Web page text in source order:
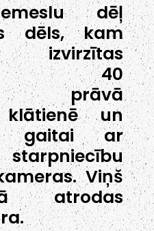
dēļ
dēls, kam
40
prāvā
klātienē un
gaitai ar
Viņš
atrodas